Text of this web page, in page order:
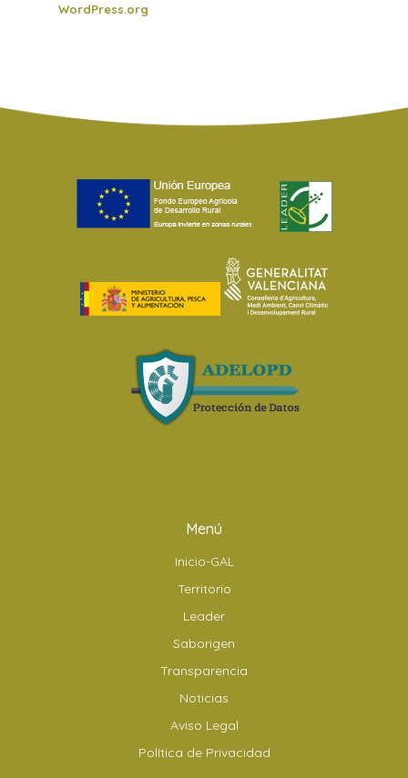
WordPress.org
Menú
Inicio-GAL
Territorio
Leader
Saborigen
Transparencia
Noticias
Aviso Legal
Política de Privacidad